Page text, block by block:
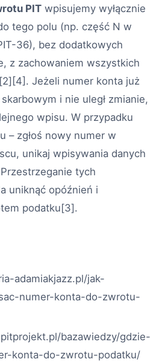
PIT wpisujemy wyłącznie
tego polu (np. część N w
36), bez dodatkowych
z zachowaniem wszystkich
Jeżeli numer konta już
i nie uległ zmianie,
wpisu. W przypadku
– zgłoś nowy numer w
unikaj wpisywania danych
tych
uniknąć opóźnień i
podatku[3].
adamiakjazz.pl/jak-
numer-konta-do-zwrotu-
bazawiedzy/gdzie-
konta-do-zwrotu-podatku/